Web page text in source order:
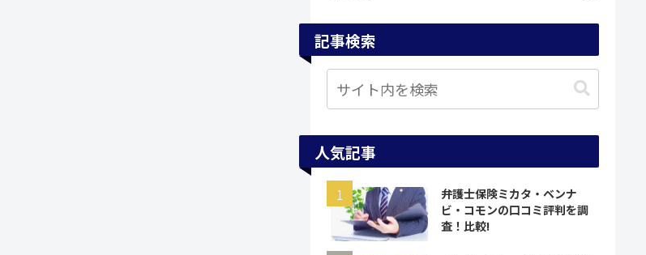
記事検索
人気記事
弁護士保険ミカタ・ベンナ
ビ・コモンの口コミ評判を調
査！比較!